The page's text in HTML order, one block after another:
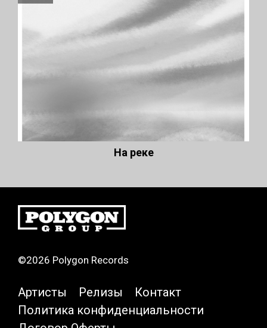
На реке
©2026 Polygon Records
Артисты Релизы
Контакт
Политика конфиденциальности